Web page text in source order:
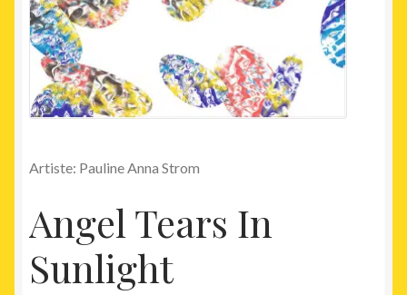
Artiste: Pauline Anna Strom
Angel Tears In
Sunlight